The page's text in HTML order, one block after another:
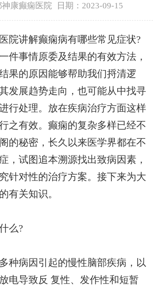
康癫痫医院 日期：2023-09-15
讲解癫痫病有哪些常见症状?
件事情原委及结果的有效方法，
果的原因能够帮助我们捋清逻
发展趋势走向，也可能从中找寻
行处理。放在疾病治疗方面这样
之有效。癫痫的复杂多样已经不
的秘密，长久以来医学界都在不
，试图追本溯源找出致病因素，
针对性的治疗方案。接下来为大
有关知识。
么?
种病因引起的慢性脑部疾病，以
电导致反 复性、发作性和短暂